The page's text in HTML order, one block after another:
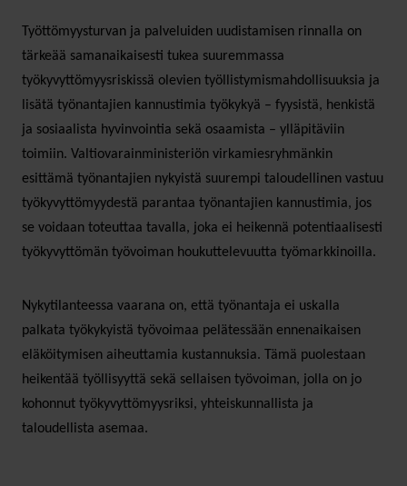
Työttömyysturvan ja palveluiden uudistamisen rinnalla on
tärkeää samanaikaisesti tukea suuremmassa
työkyvyttömyysriskissä olevien työllistymismahdollisuuksia ja
lisätä työnantajien kannustimia työkykyä – fyysistä, henkistä
ja sosiaalista hyvinvointia sekä osaamista – ylläpitäviin
toimiin. Valtiovarainministeriön virkamiesryhmänkin
esittämä työnantajien nykyistä suurempi taloudellinen vastuu
työkyvyttömyydestä parantaa työnantajien kannustimia, jos
se voidaan toteuttaa tavalla, joka ei heikennä potentiaalisesti
työkyvyttömän työvoiman houkuttelevuutta työmarkkinoilla.
Nykytilanteessa vaarana on, että työnantaja ei uskalla
palkata työkykyistä työvoimaa pelätessään ennenaikaisen
eläköitymisen aiheuttamia kustannuksia. Tämä puolestaan
heikentää työllisyyttä sekä sellaisen työvoiman, jolla on jo
kohonnut työkyvyttömyysriksi, yhteiskunnallista ja
taloudellista asemaa.